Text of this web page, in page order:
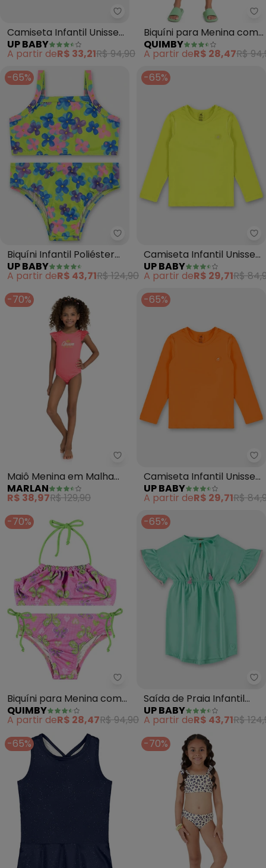
Up Baby - Camiseta Infantil
Camiseta Infantil Unissex
com Fps +50 (Rosa)
UP BABY
A partir deR$ 33,21R$ 94,90
Biquíni para Menina com
Fps +50 (Azul)
QUIMBY
A partir deR$ 28,47R$
-65%
Up Baby - Biquíni Infantil
Biquíni Infantil Poliéster
Fps +50 (Verde)
UP BABY
A partir deR$ 43,71R$ 124,90
-65%
Camiseta Infantil Unissex
Fps +50 (Amarelo)
UP BABY
A partir deR$ 29,71R$
-70%
Marlan - Maiô Menina em
Maiô Menina em Malha
Beachwear (Vermelho)
MARLAN
R$ 38,97R$ 129,90
-65%
Camiseta Infantil Unissex
Fps +50 (Laranja)
UP BABY
A partir deR$ 29,71R$
-70%
Quimby - Biquíni para Menina
Biquíni para Menina com
Fps +50 (Roxo)
QUIMBY
A partir deR$ 28,47R$ 94,90
-65%
Saída de Praia Infantil
Fps+50 (Verde)
UP BABY
A partir deR$ 43,71R$
-65%
-70%